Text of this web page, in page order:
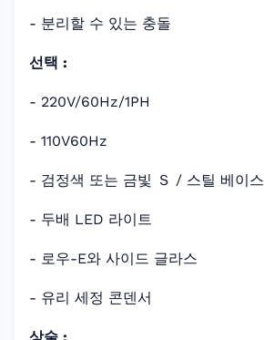
- 분리할 수 있는 충돌
선택 :
- 220V/60Hz/1PH
- 110V60Hz
- 검정색 또는 금빛 Ｓ / 스틸 베이스
- 두배 LED 라이트
- 로우-E와 사이드 글라스
- 유리 세정 콘덴서